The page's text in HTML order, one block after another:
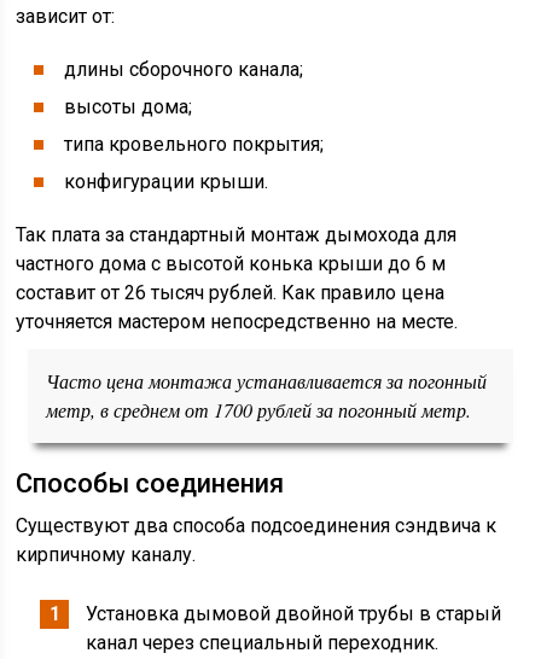
зависит от:
длины сборочного канала;
высоты дома;
типа кровельного покрытия;
конфигурации крыши.
Так плата за стандартный монтаж дымохода для
частного дома с высотой конька крыши до 6 м
составит от 26 тысяч рублей. Как правило цена
уточняется мастером непосредственно на месте.
Часто цена монтажа устанавливается за погонный
метр, в среднем от 1700 рублей за погонный метр.
Способы соединения
Существуют два способа подсоединения сэндвича к
кирпичному каналу.
Установка дымовой двойной трубы в старый
канал через специальный переходник.